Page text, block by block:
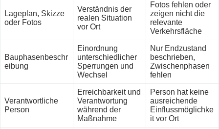
Lageplan, Skizze
oder Fotos
Verständnis der
realen Situation
vor Ort
Fotos fehlen oder
zeigen nicht die
relevante
Verkehrsfläche
Bauphasenbeschr
eibung
Einordnung
unterschiedlicher
Sperrungen und
Wechsel
Nur Endzustand
beschrieben,
Zwischenphasen
fehlen
Verantwortliche
Person
Erreichbarkeit und
Verantwortung
während der
Maßnahme
Person hat keine
ausreichende
Einflussmöglichke
it vor Ort